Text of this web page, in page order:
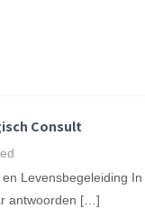
Consult
Levensbegeleiding In
antwoorden […]